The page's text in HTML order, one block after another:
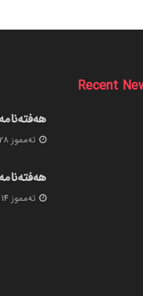
Recent
ته‌مموز 28, 2026
ته‌مموز 14, 2026